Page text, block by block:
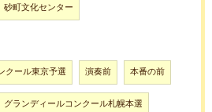
砂町文化センター
クール東京予選 演奏前 本番の前
グランディールコンクール札幌本選